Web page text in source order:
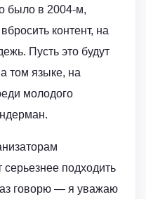
было в 2004-м,
контент, на
Пусть это будут
том языке, на
молодого
серьезнее подходить
говорю — я уважаю